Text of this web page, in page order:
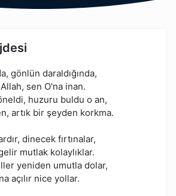
gönlün daraldığında,
sen O'na inan.
huzuru buldu o an,
artık bir şeyden korkma.
dinecek fırtınalar,
mutlak kolaylıklar.
yeniden umutla dolar,
açılır nice yollar.